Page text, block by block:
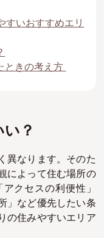
すいおすすめエリ
ときの考え方
？
異なります。そのた
によって住む場所の
クセスの利便性」
」など優先したい条
の住みやすいエリア